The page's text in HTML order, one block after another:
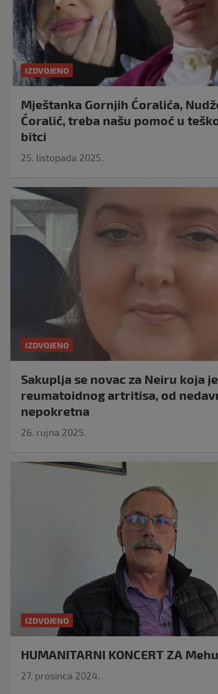
IZDVOJENO
Mještanka Gornjih Ćoralića,
Ćoralić, treba našu pomoć u
bitci
25. listopada 2025.
IZDVOJENO
Sakuplja se novac za Neiru koja
reumatoidnog artritisa, od
nepokretna
26. rujna 2025.
IZDVOJENO
HUMANITARNI KONCERT ZA
27. prosinca 2024.